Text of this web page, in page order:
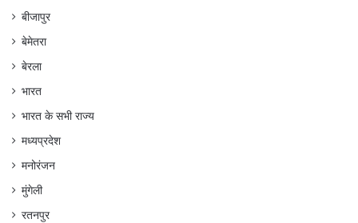
बीजापुर
बेमेतरा
बेरला
भारत
भारत के सभी राज्य
मध्यप्रदेश
मनोरंजन
मुंगेली
रतनपुर